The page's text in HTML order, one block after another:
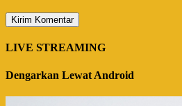
LIVE STREAMING
Dengarkan Lewat Android